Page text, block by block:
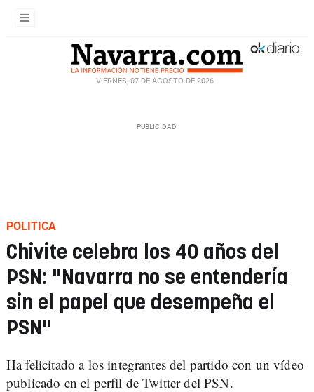
VIERNES, 07 DE AGOSTO DE 2026
POLITICA
Chivite celebra los 40 años del
PSN: "Navarra no se entendería
sin el papel que desempeña el
PSN"
Ha felicitado a los integrantes del partido con un vídeo
publicado en el perfil de Twitter del PSN.